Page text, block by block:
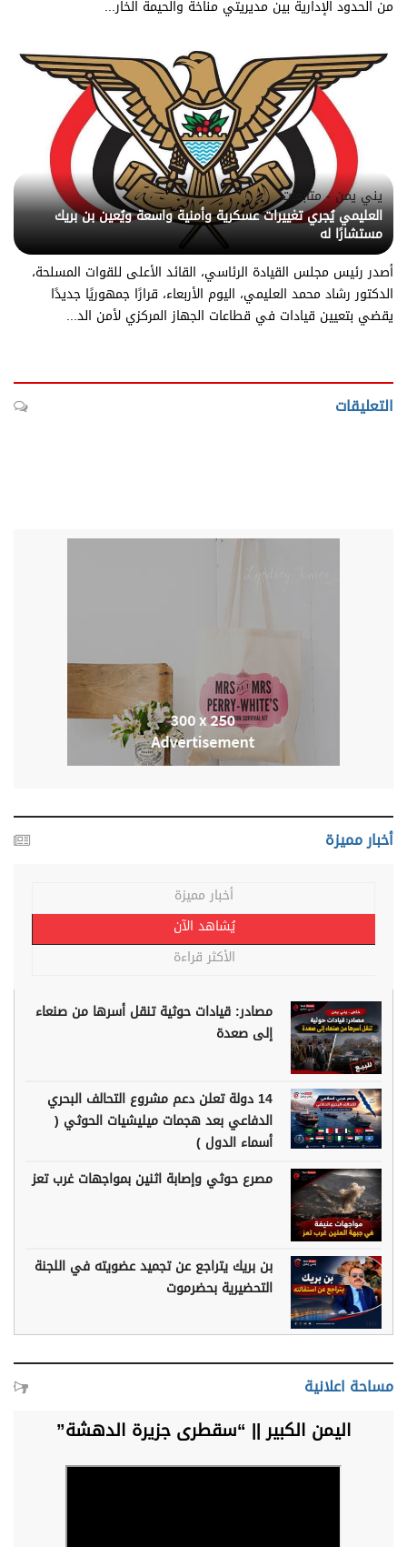
من الحدود الإدارية بين مديريتي مناخة والحيمة الخار...
يني يمن - متابعات
العليمي يُجري تغييرات عسكرية وأمنية واسعة ويُعين بن بريك
مستشارًا له
أصدر رئيس مجلس القيادة الرئاسي، القائد الأعلى للقوات المسلحة،
الدكتور رشاد محمد العليمي، اليوم الأربعاء، قرارًا جمهوريًا جديدًا
يقضي بتعيين قيادات في قطاعات الجهاز المركزي لأمن الد...
التعليقات
أخبار مميزة
أخبار مميزة
يُشاهد الآن
الأكثر قراءة
مصادر: قيادات حوثية تنقل أسرها من صنعاء
إلى صعدة
14 دولة تعلن دعم مشروع التحالف البحري
الدفاعي بعد هجمات ميليشيات الحوثي (
أسماء الدول )
مصرع حوثي وإصابة اثنين بمواجهات غرب تعز
بن بريك يتراجع عن تجميد عضويته في اللجنة
التحضيرية بحضرموت
مساحة اعلانية
اليمن الكبير || “سقطرى جزيرة الدهشة”